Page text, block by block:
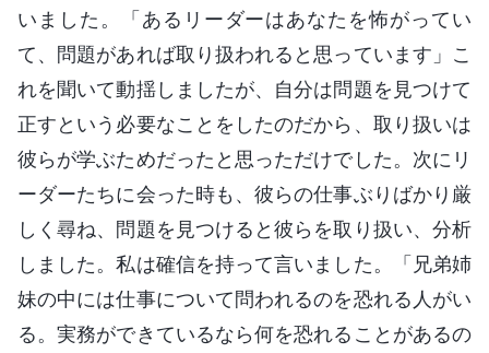
いました。「あるリーダーはあなたを怖がってい
て、問題があれば取り扱われると思っています」こ
れを聞いて動揺しましたが、自分は問題を見つけて
正すという必要なことをしたのだから、取り扱いは
彼らが学ぶためだったと思っただけでした。次にリ
ーダーたちに会った時も、彼らの仕事ぶりばかり厳
しく尋ね、問題を見つけると彼らを取り扱い、分析
しました。私は確信を持って言いました。「兄弟姉
妹の中には仕事について問われるのを恐れる人がい
る。実務ができているなら何を恐れることがあるの